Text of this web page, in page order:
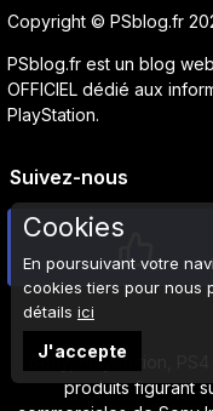
Copyright © PSblog.fr
PSblog.fr est un blog
OFFICIEL dédié aux
PlayStation.
Suivez-nous
Sony, PlayStation,
produits figurant
Cookies
En poursuivant votre
cookies tiers pour nous
détails ici
J'accepte